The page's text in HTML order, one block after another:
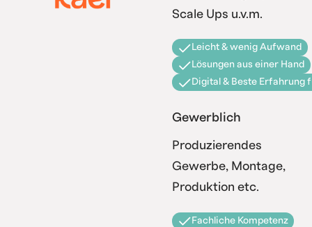
Scale Ups u.v.m.
Leicht & wenig Aufwand
Lösungen aus einer Hand
Digital & Beste Erfahrung
Gewerblich
Produzierendes
Gewerbe, Montage,
Produktion etc.
Fachliche Kompetenz